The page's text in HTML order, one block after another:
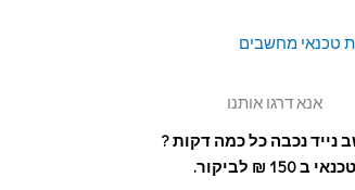
טכנאי מחשבים
אנא דרגו אותנו
נייד נכבה כל כמה דקות ?
טכנאי ב 150 ₪ לביקור.